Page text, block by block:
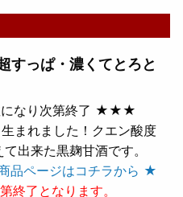
すっぱ・濃くてとろと
になり次第終了 ★★★
まれました！クエン酸度
出来た黒麹甘酒です。
品ページはコチラから ★
終了となります。